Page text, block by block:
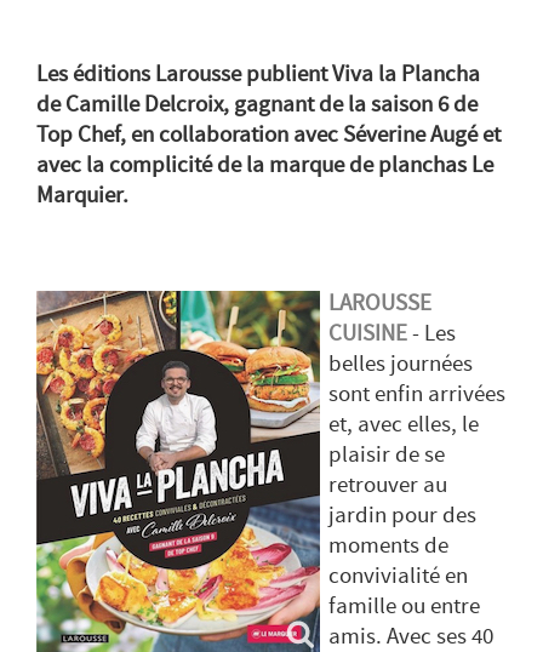
Les éditions Larousse publient Viva la Plancha
de Camille Delcroix, gagnant de la saison 6 de
Top Chef, en collaboration avec Séverine Augé et
avec la complicité de la marque de planchas Le
Marquier.
LAROUSSE
CUISINE- Les
belles journées
sont enfin arrivées
et, avec elles, le
plaisir de se
retrouver au
jardin pour des
moments de
convivialité en
famille ou entre
amis. Avec ses 40